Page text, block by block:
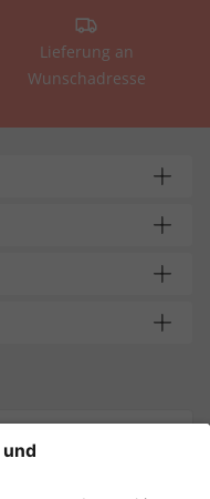
Lieferung an
Wunschadresse